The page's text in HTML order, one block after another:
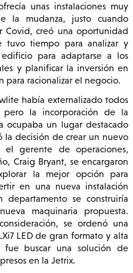
unas instalaciones muy
la mudanza, justo cuando
Covid, creó una oportunidad
tuvo tiempo para analizar y
para adaptarse a los
y planificar la inversión en
para racionalizar el negocio.
había externalizado todos
pero la incorporación de la
ocupaba un lugar destacado
la decisión de crear un nuevo
el gerente de operaciones,
Craig Bryant, se encargaron
la mejor opción para
en una nueva instalación
se construiría
maquinaria propuesta.
se ordenó una
LED de gran formato y alta
fue buscar una solución de
en la Jetrix.